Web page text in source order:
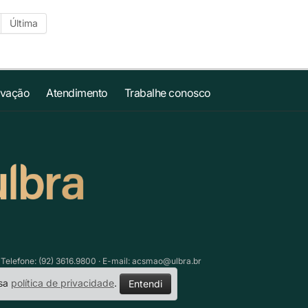
Última
Atendimento Trabalhe conosco
(92) 3616.9800 · E-mail: acsmao@ulbra.br
política de privacidade. Entendi